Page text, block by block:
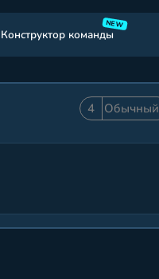
Конструктор команды
NEW
4 Обычный